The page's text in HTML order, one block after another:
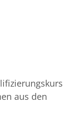
aus den